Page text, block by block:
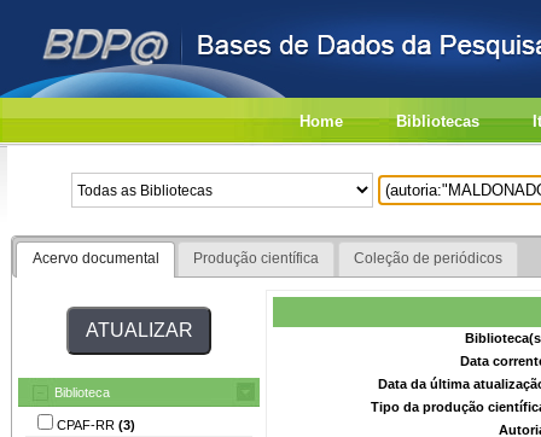
Home Bibliotecas
Acervo documental Produção científica Coleção de periódicos
Biblioteca
CPAF-RR (3)
Data
Data da última
Tipo da produção